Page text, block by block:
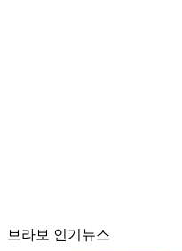
브라보 인기뉴스